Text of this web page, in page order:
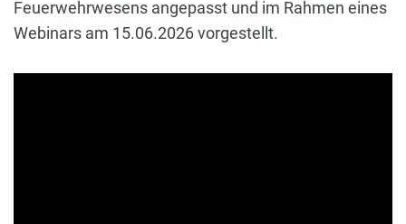
Feuerwehrwesens angepasst und im Rahmen eines
Webinars am 15.06.2026 vorgestellt.